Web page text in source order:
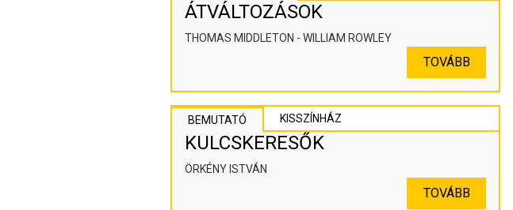
ÁTVÁLTOZÁSOK
THOMAS MIDDLETON - WILLIAM ROWLEY
TOVÁBB
BEMUTATÓ KISSZÍNHÁZ
KULCSKERESŐK
ÖRKÉNY ISTVÁN
TOVÁBB